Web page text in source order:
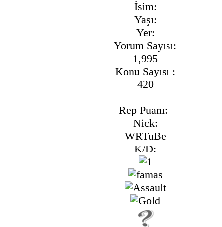
İsim:
Yaşı:
Yer:
Yorum Sayısı:
1,995
Konu Sayısı :
420
Rep Puanı:
Nick:
WRTuBe
K/D: